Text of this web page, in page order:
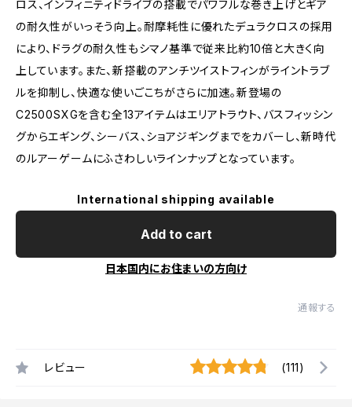
ロス、インフィニティドライブの搭載でパワフルな巻き上げとギア
の耐久性がいっそう向上。耐摩耗性に優れたデュラクロスの採用
により、ドラグの耐久性もシマノ基準で従来比約10倍と大きく向
上しています。また、新搭載のアンチツイストフィンがライントラブ
ルを抑制し、快適な使いごこちがさらに加速。新登場の
C2500SXGを含む全13アイテムはエリアトラウト、バスフィッシン
グからエギング、シーバス、ショアジギングまでをカバーし、新時代
のルアーゲームにふさわしいラインナップとなっています。
International shipping available
Add to cart
日本国内にお住まいの方向け
通報する
レビュー (111)